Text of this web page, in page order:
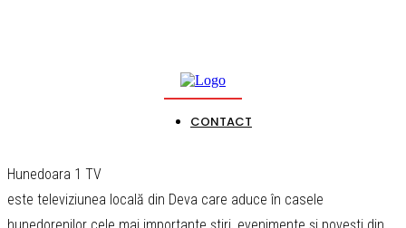
CONTACT
Hunedoara 1 TV
este televiziunea locală din Deva care aduce în casele
hunedorenilor cele mai importante știri, evenimente și povești din